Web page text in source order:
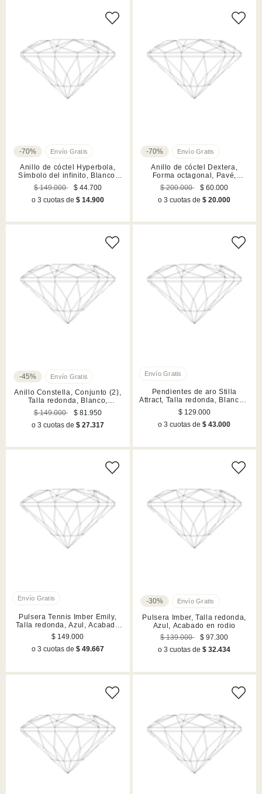
-70%
Anillo de cóctel Hyperbola,
Símbolo del infinito, Blanco,
Acabado en rodio
$ 149.000
$ 44.700
o 3 cuotas de $ 14.900
-70%
Anillo de cóctel Dextera,
Forma octagonal, Pavé,
Blanco, Acabado en rodio
$ 200.000
$ 60.000
o 3 cuotas de$ 20.000
-45%
Anillo Constella, Conjunto (2),
Talla redonda, Blanco,
Acabado en rodio
$ 149.000
$ 81.950
o 3 cuotas de $ 27.317
Pendientes de aro Stilla
Attract, Talla redonda, Blancos,
Acabado en rodio
$ 129.000
o 3 cuotas de$ 43.000
Pulsera Tennis Imber Emily,
Talla redonda, Azul, Acabado
en rodio
$ 149.000
o 3 cuotas de $ 49.667
-30%
Pulsera Imber, Talla redonda,
Azul, Acabado en rodio
$ 139.000
$ 97.300
o 3 cuotas de$ 32.434